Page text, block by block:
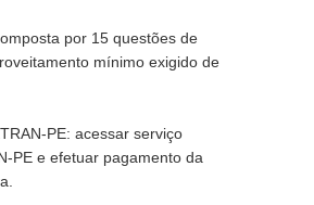
por 15 questões de
mínimo exigido de
PE: acessar serviço
PE e efetuar pagamento da